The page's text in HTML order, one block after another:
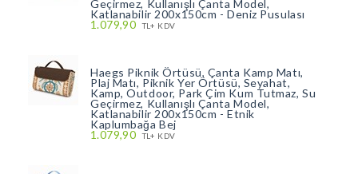
Geçirmez, Kullanışlı Çanta Model,
Katlanabilir 200x150cm - Deniz Pusulası
1.079,90 TL+ KDV
Haegs Piknik Örtüsü, Çanta Kamp Matı,
Plaj Matı, Piknik Yer Örtüsü, Seyahat,
Kamp, Outdoor, Park Çim Kum Tutmaz, Su
Geçirmez, Kullanışlı Çanta Model,
Katlanabilir 200x150cm - Etnik
Kaplumbağa Bej
1.079,90 TL+ KDV